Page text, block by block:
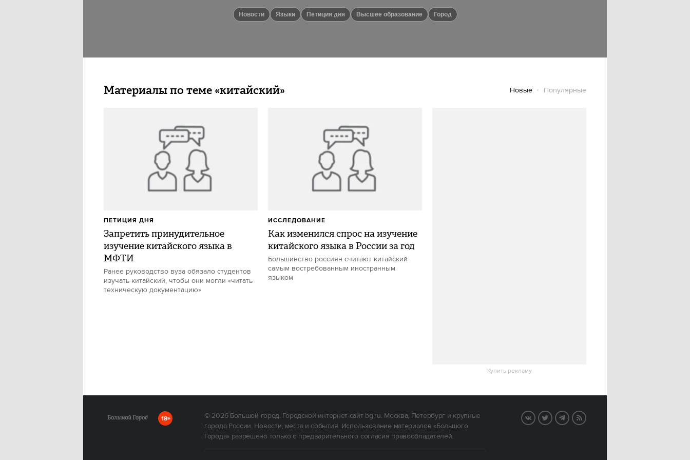
новости языки Петиция дня высшее образование город
Материалы по теме «китайский» Новые Популярные
Купить рекламу
Запретить принудительное
изучение китайского языка в
МФТИ
Ранее руководство вуза обязало студентов
изучать китайский, чтобы они могли «читать
техническую документацию»
ПЕТИЦИЯ ДНЯ
Как изменился спрос на изучение
китайского языка в России за год
Большинство россиян считают китайский
самым востребованным иностранным
языком
ИССЛЕДОВАНИЕ
18+ © 2026Большой город. Городской интернет-сайт bg.ru. Москва, Петербург и крупные
города России. Новости, места и события. Использование материалов «Большого
Города» разрешено только с предварительного согласия правообладателей.
VK TwitterTelegram
RSS